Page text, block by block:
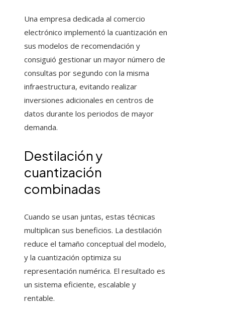
Una empresa dedicada al comercio
electrónico implementó la cuantización en
sus modelos de recomendación y
consiguió gestionar un mayor número de
consultas por segundo con la misma
infraestructura, evitando realizar
inversiones adicionales en centros de
datos durante los periodos de mayor
demanda.
Destilación y
cuantización
combinadas
Cuando se usan juntas, estas técnicas
multiplican sus beneficios. La destilación
reduce el tamaño conceptual del modelo,
y la cuantización optimiza su
representación numérica. El resultado es
un sistema eficiente, escalable y
rentable.